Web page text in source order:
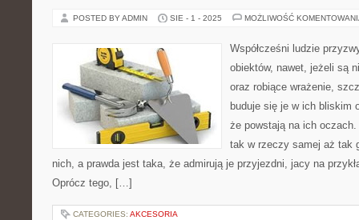
POSTED BY ADMIN SIE - 1 - 2025 MOŻLIWOŚĆ
Współcześni ludzie
obiektów, nawet, jeżeli są
oraz robiące wrażenie,
buduje się je w ich bliskim
że powstają na ich
tak w rzeczy samej aż tak
nich, a prawda jest taka, że admirują je przyjezdni, jacy na
Oprócz tego, […]
CATEGORIES: AKCESORIA